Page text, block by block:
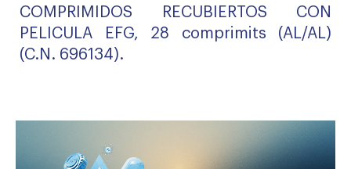
COMPRIMIDOS RECUBIERTOS CON
PELICULA EFG, 28 comprimits (AL/AL)
(C.N. 696134).